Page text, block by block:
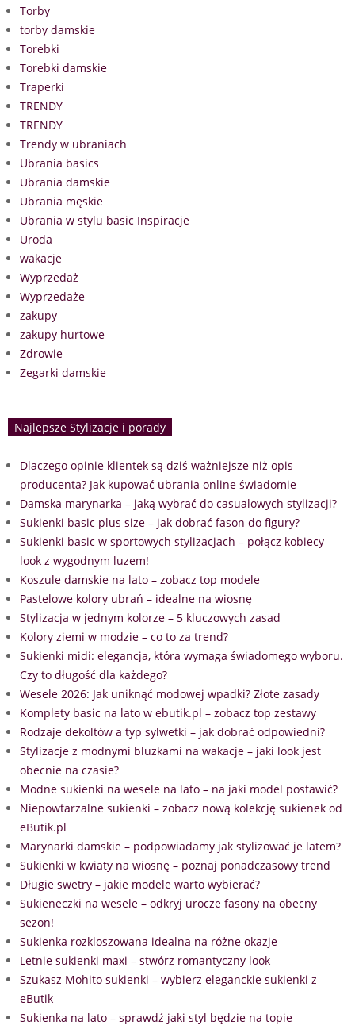
Torby
torby damskie
Torebki
Torebki damskie
Traperki
TRENDY
TRENDY
Trendy w ubraniach
Ubrania basics
Ubrania damskie
Ubrania męskie
Ubrania w stylu basic Inspiracje
Uroda
wakacje
Wyprzedaż
Wyprzedaże
zakupy
zakupy hurtowe
Zdrowie
Zegarki damskie
Najlepsze Stylizacje i porady
Dlaczego opinie klientek są dziś ważniejsze niż opis
producenta? Jak kupować ubrania online świadomie
Damska marynarka – jaką wybrać do casualowych stylizacji?
Sukienki basic plus size – jak dobrać fason do figury?
Sukienki basic w sportowych stylizacjach – połącz kobiecy
look z wygodnym luzem!
Koszule damskie na lato – zobacz top modele
Pastelowe kolory ubrań – idealne na wiosnę
Stylizacja w jednym kolorze – 5 kluczowych zasad
Kolory ziemi w modzie – co to za trend?
Sukienki midi: elegancja, która wymaga świadomego wyboru.
Czy to długość dla każdego?
Wesele 2026: Jak uniknąć modowej wpadki? Złote zasady
Komplety basic na lato w ebutik.pl – zobacz top zestawy
Rodzaje dekoltów a typ sylwetki – jak dobrać odpowiedni?
Stylizacje z modnymi bluzkami na wakacje – jaki look jest
obecnie na czasie?
Modne sukienki na wesele na lato – na jaki model postawić?
Niepowtarzalne sukienki – zobacz nową kolekcję sukienek od
eButik.pl
Marynarki damskie – podpowiadamy jak stylizować je latem?
Sukienki w kwiaty na wiosnę – poznaj ponadczasowy trend
Długie swetry – jakie modele warto wybierać?
Sukieneczki na wesele – odkryj urocze fasony na obecny
sezon!
Sukienka rozkloszowana idealna na różne okazje
Letnie sukienki maxi – stwórz romantyczny look
Szukasz Mohito sukienki – wybierz eleganckie sukienki z
eButik
Sukienka na lato – sprawdź jaki styl będzie na topie